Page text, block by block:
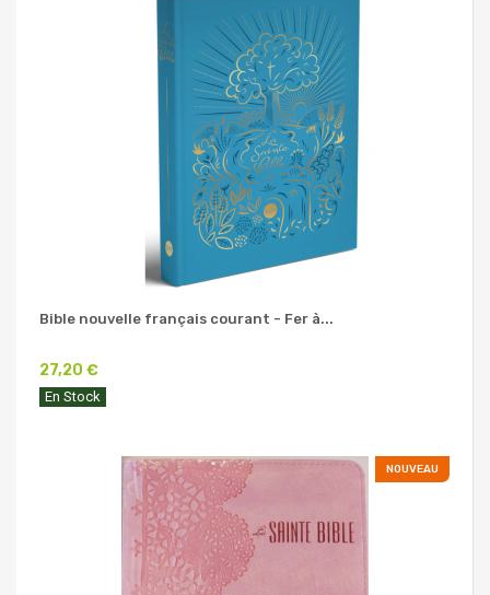
Bible nouvelle français courant - Fer à...
27,20 €
En Stock
NOUVEAU